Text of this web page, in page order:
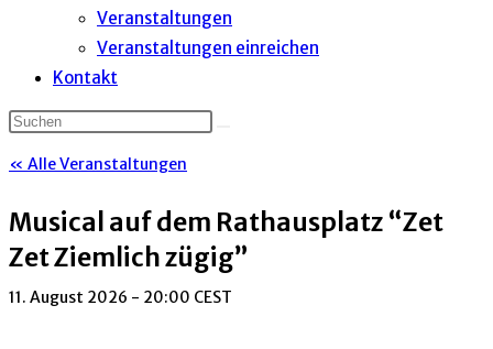
Veranstaltungen
Veranstaltungen einreichen
Kontakt
« Alle Veranstaltungen
Musical auf dem Rathausplatz “Zet
Zet Ziemlich zügig”
11. August 2026 - 20:00 CEST